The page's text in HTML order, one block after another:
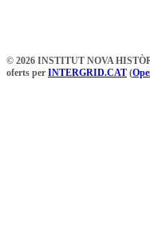
© 2026 INSTITUT NOVA
oferts per INTERGRID.CAT (